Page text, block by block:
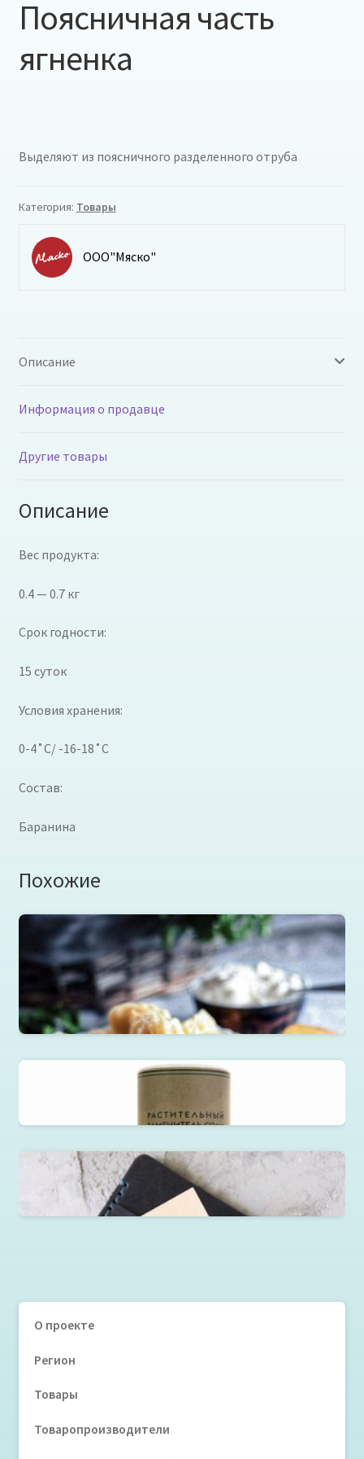
Поясничная часть
ягненка
Выделяют из поясничного разделенного отруба
Категория: Товары
ООО"Мяско"
Описание
Информация о продавце
Другие товары
Описание
Вес продукта:
0.4 — 0.7 кг
Срок годности:
15 суток
Условия хранения:
0-4˚C/ -16-18˚C
Состав:
Баранина
Похожие
Пельмени, вареники, манты, хинкали, хинкал в
ассортименте
Читать далее
Микрокошелек
О проекте
Регион
Товары
Товаропроизводители